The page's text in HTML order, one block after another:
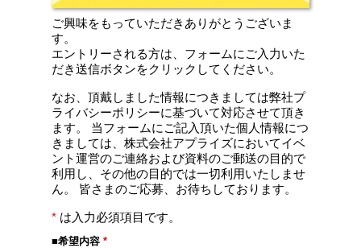
ご興味をもっていただきありがとうございま
す。
エントリーされる方は、フォームにご入力いた
だき送信ボタンをクリックしてください。
なお、頂戴しました情報につきましては弊社プ
ライバシーポリシーに基づいて対応させて頂き
ます。 当フォームにご記入頂いた個人情報につ
きましては、株式会社アプライズにおいてイベ
ント運営のご連絡および資料のご郵送の目的で
利用し、その他の目的では一切利用いたしませ
ん。 皆さまのご応募、お待ちしております。
* は入力必須項目です。
■希望内容 *